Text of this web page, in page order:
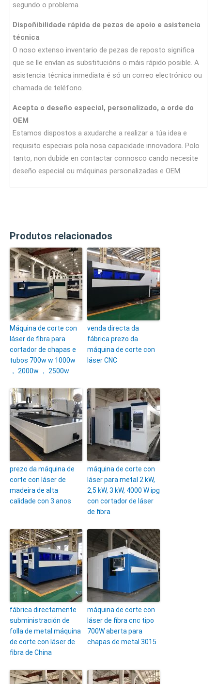
segundo o problema.
Dispoñibilidade rápida de pezas de apoio e asistencia
técnica
O noso extenso inventario de pezas de reposto significa
que se lle envían as substitucións o máis rápido posible. A
asistencia técnica inmediata é só un correo electrónico ou
chamada de teléfono.
Acepta o deseño especial, personalizado, a orde do
OEM
Estamos dispostos a axudarche a realizar a túa idea e
requisito especiais pola nosa capacidade innovadora. Polo
tanto, non dubide en contactar connosco cando necesite
deseño especial ou máquinas personalizadas e OEM.
Produtos relacionados
Máquina de corte con
láser de fibra para
cortador de chapas e
tubos 700w w 1000w
， 2000w ， 2500w
venda directa da
fábrica prezo da
máquina de corte con
láser CNC
prezo da máquina de
corte con láser de
madeira de alta
calidade con 3 anos
máquina de corte con
láser para metal 2 kW,
2,5 kW, 3 kW, 4000 W ipg
con cortador de láser
de fibra
fábrica directamente
subministración de
folla de metal máquina
de corte con láser de
fibra de China
máquina de corte con
láser de fibra cnc tipo
700W aberta para
chapas de metal 3015